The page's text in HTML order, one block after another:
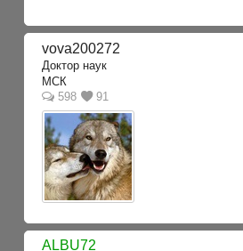
vova200272
Доктор наук
МСК
598
91
ALBU72